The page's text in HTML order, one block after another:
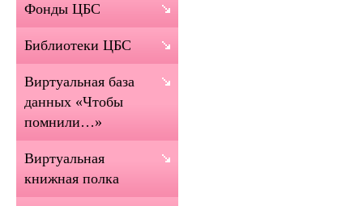
Фонды ЦБС
Библиотеки ЦБС
Виртуальная база
данных «Чтобы
помнили…»
Виртуальная
книжная полка